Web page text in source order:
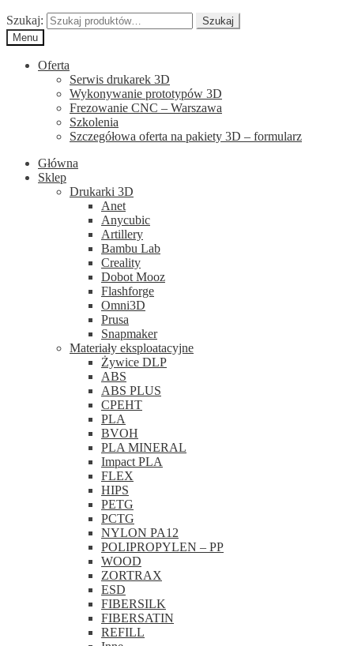
Szukaj:
Szukaj
Menu
Oferta
Serwis drukarek 3D
Wykonywanie prototypów 3D
Frezowanie CNC – Warszawa
Szkolenia
Szczegółowa oferta na pakiety 3D – formularz
Główna
Sklep
Drukarki 3D
Anet
Anycubic
Artillery
Bambu Lab
Creality
Dobot Mooz
Flashforge
Omni3D
Prusa
Snapmaker
Materiały eksploatacyjne
Żywice DLP
ABS
ABS PLUS
CPEHT
PLA
BVOH
PLA MINERAL
Impact PLA
FLEX
HIPS
PETG
PCTG
NYLON PA12
POLIPROPYLEN – PP
WOOD
ZORTRAX
ESD
FIBERSILK
FIBERSATIN
REFILL